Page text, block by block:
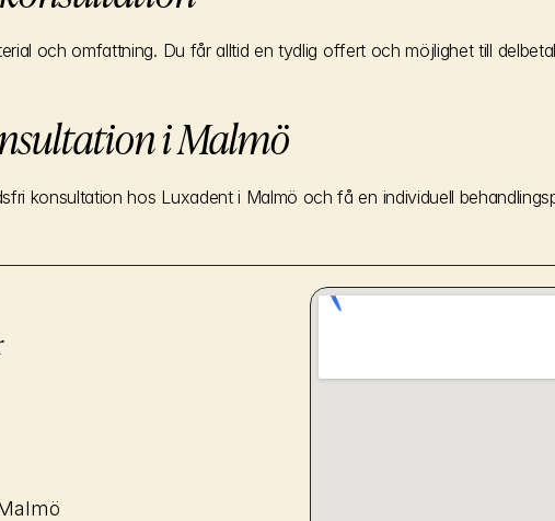
och omfattning. Du får alltid en tydlig offert och möjlighet till
i Malmö
konsultation hos Luxadent i Malmö och få en individuell